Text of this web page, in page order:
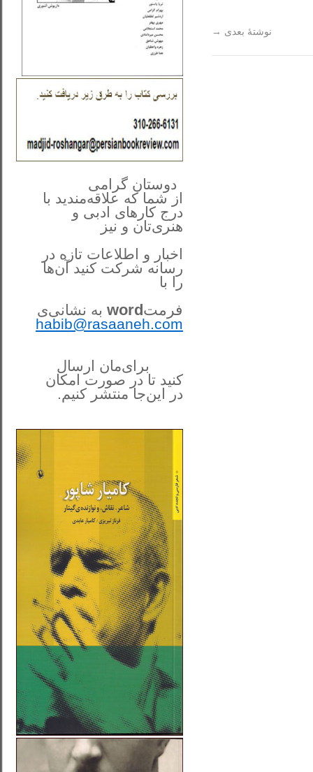
نوشتهٔ بعدی →
دوستان گرامی
از شما که علاقه‌مندید با
درج کارهای‌ ادبی و
هنری‌تان و نیز
اخبار و اطلاعات تازه در
رسانه شرکت کنید آن‌ها
را با
فرمتword به نشانی‌ی
habib@rasaaneh.com
برای‌مان ارسال
کنید تا در صورت امکان
در این‌جامنتشر کنیم.